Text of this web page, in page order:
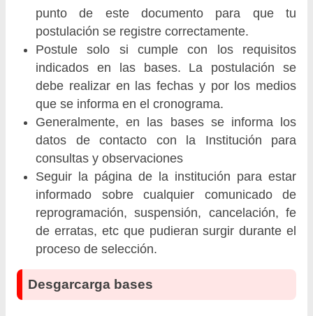
punto de este documento para que tu
postulación se registre correctamente.
Postule solo si cumple con los requisitos
indicados en las bases. La postulación se
debe realizar en las fechas y por los medios
que se informa en el cronograma.
Generalmente, en las bases se informa los
datos de contacto con la Institución para
consultas y observaciones
Seguir la página de la institución para estar
informado sobre cualquier comunicado de
reprogramación, suspensión, cancelación, fe
de erratas, etc que pudieran surgir durante el
proceso de selección.
Desgarcarga bases